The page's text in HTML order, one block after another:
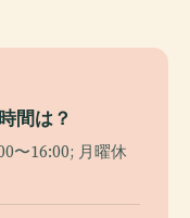
間は？
〜16:00; 月曜休